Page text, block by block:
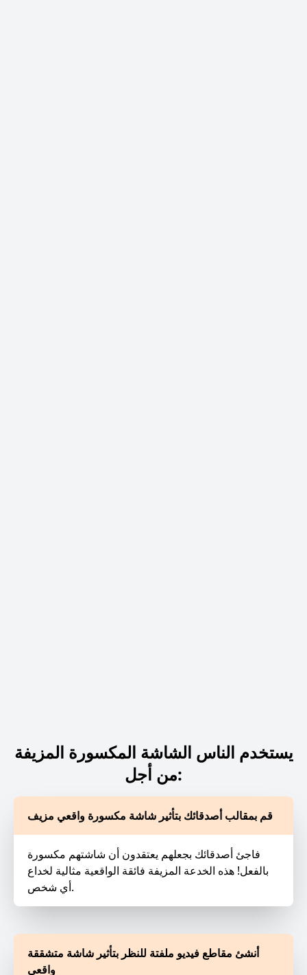
يستخدم الناس الشاشة المكسورة المزيفة
من أجل:
قم بمقالب أصدقائك بتأثير شاشة مكسورة واقعي مزيف
فاجئ أصدقائك بجعلهم يعتقدون أن شاشتهم مكسورة
بالفعل! هذه الخدعة المزيفة فائقة الواقعية مثالية لخداع
أي شخص.
أنشئ مقاطع فيديو ملفتة للنظر بتأثير شاشة متشققة
واقعي